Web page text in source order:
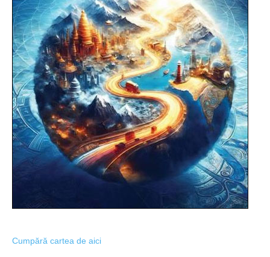
Cumpără cartea de aici